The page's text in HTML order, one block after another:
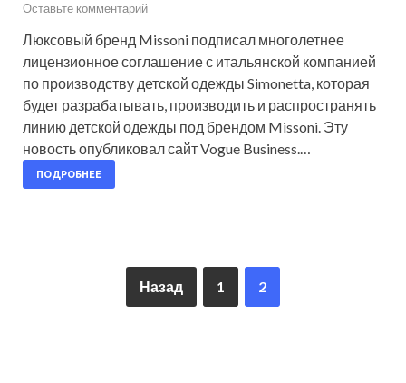
Оставьте комментарий
Люксовый бренд Missoni подписал многолетнее
лицензионное соглашение с итальянской компанией
по производству детской одежды Simonetta, которая
будет разрабатывать, производить и распространять
линию детской одежды под брендом Missoni. Эту
новость опубликовал сайт Vogue Business.…
ПОДРОБНЕЕ
Назад 1 2